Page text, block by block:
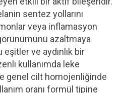
sentez yollarını
veya inflamasyon
azaltmaya
eşitler ve aydınlık bir
kullanımda leke
genel cilt homojenliğinde
oranı formül tipine